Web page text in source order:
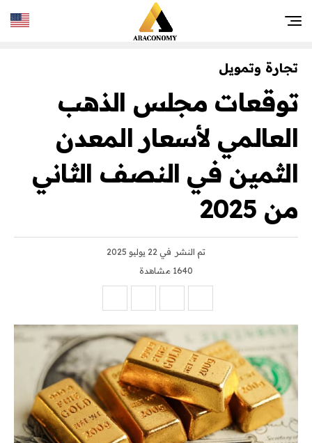
تجارة وتمويل
توقعات مجلس الذهب
العالمي لأسعار المعدن
الثمين في النصف الثاني
من 2025
تم النشر في 22 يوليو 2025